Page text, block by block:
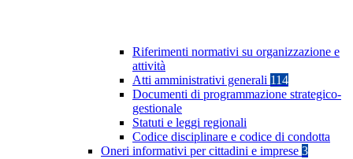
Riferimenti normativi su organizzazione e
attività
Atti amministrativi generali 114
Documenti di programmazione strategico-
gestionale
Statuti e leggi regionali
Codice disciplinare e codice di condotta
Oneri informativi per cittadini e imprese 3